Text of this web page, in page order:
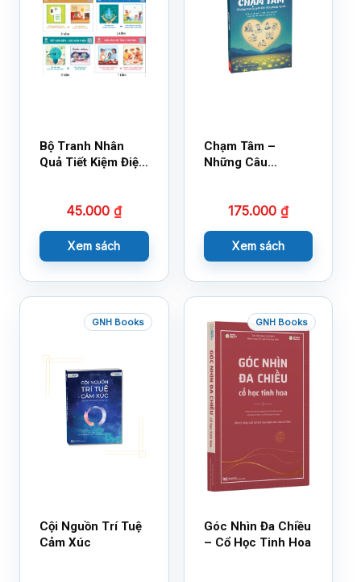
Bộ Tranh Nhân
Quả Tiết Kiệm Điện
45.000₫
Xem sách
Chạm Tâm –
Những Câu
175.000 ₫
Xem sách
GNH Books
Cội Nguồn Trí Tuệ
Cảm Xúc
GNH Books
Góc Nhìn Đa Chiều
– Cổ Học Tinh Hoa